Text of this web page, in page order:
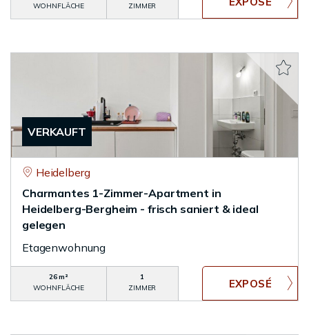
WOHNFLÄCHE
ZIMMER
VERKAUFT
Heidelberg
Charmantes 1-Zimmer-Apartment in
Heidelberg-Bergheim - frisch saniert & ideal
gelegen
Etagenwohnung
26 m²
WOHNFLÄCHE
1
ZIMMER